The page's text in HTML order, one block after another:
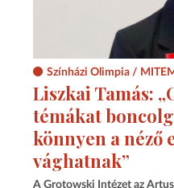
Színházi Olimpia /
Liszkai Tamás:
témákat
könnyen a néző
vághatnak”
A Grotowski Intézet az